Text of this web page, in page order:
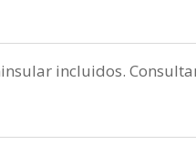
incluidos.